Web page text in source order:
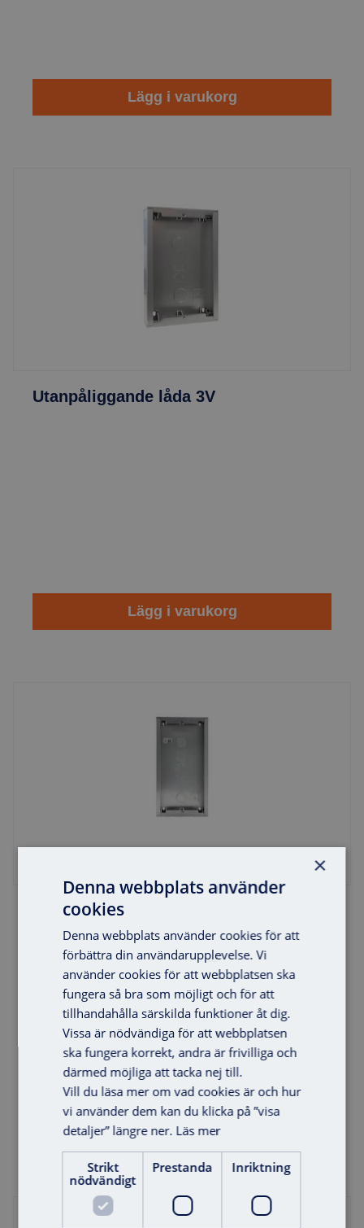
Lägg i varukorg
Utanpåliggande låda 3V
Lägg i varukorg
Utanpåliggande låda 4V
Lägg i varukorg
×
Denna webbplats använder
cookies
Denna webbplats använder cookies för att
förbättra din användarupplevelse. Vi
använder cookies för att webbplatsen ska
fungera så bra som möjligt och för att
tillhandahålla särskilda funktioner åt dig.
Vissa är nödvändiga för att webbplatsen
ska fungera korrekt, andra är frivilliga och
därmed möjliga att tacka nej till.
Vill du läsa mer om vad cookies är och hur
vi använder dem kan du klicka på ”visa
detaljer” längre ner. Läs mer
Strikt
nödvändigt
Prestanda Inriktning